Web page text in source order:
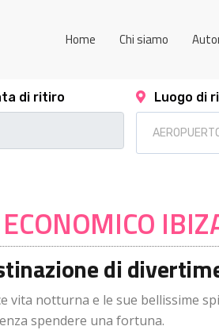
Home Chi siamo
di ritiro Luogo di
di
vita notturna e le sue bellissime
spendere una fortuna.